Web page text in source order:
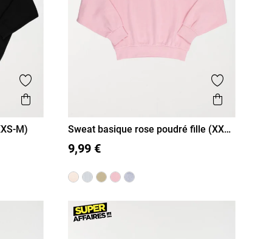
Ajouter aux favoris
Aperçu rapide
M)
Ajouter
Aperçu
XXS/12A XS/14A S/16A
Sweat basique rose poudré fille (XXS-
9,99 €